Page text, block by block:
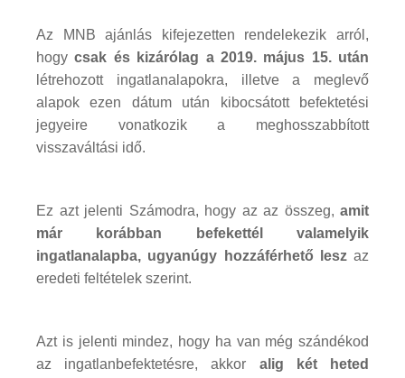
Az MNB ajánlás kifejezetten rendelekezik arról,
hogycsak és kizárólag a 2019. május 15. után
létrehozott ingatlanalapokra, illetve a meglevő
alapok ezen dátum után kibocsátott befektetési
jegyeire vonatkozik a meghosszabbított
visszaváltási idő.
Ez azt jelenti Számodra, hogy az az összeg, amit
már korábban befekettél valamelyik
ingatlanalapba, ugyanúgy hozzáférhető leszaz
eredeti feltételek szerint.
Azt is jelenti mindez, hogy ha van még szándékod
az ingatlanbefektetésre, akkor alig két heted